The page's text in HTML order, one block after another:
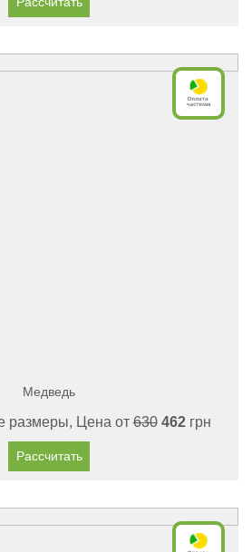
Медведь
размеры, Цена от630 462грн
Рассчитать